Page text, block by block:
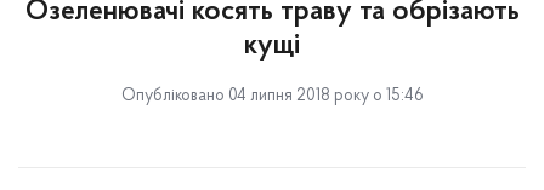
Озеленювачі косять траву та обрізають
кущі
Опубліковано 04 липня 2018 року о 15:46